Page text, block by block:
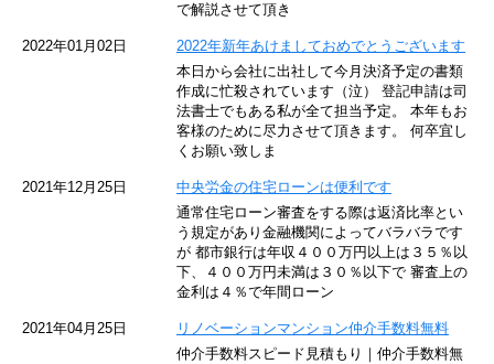
京王井の頭線
JR湘南新宿ライン
京王京王線
東京臨海高速鉄道
東急世田谷線
で解説させて頂き
2022年01月02日
2022年新年あけましておめでとうございます
本日から会社に出社して今月決済予定の書類
作成に忙殺されています（泣） 登記申請は司
法書士でもある私が全て担当予定。 本年もお
客様のために尽力させて頂きます。 何卒宜し
くお願い致しま
2021年12月25日
中央労金の住宅ローンは便利です
通常住宅ローン審査をする際は返済比率とい
う規定があり金融機関によってバラバラです
が 都市銀行は年収４００万円以上は３５％以
下、４００万円未満は３０％以下で 審査上の
金利は４％で年間ローン
2021年04月25日
リノベーションマンション仲介手数料無料
仲介手数料スピード見積もり｜仲介手数料無